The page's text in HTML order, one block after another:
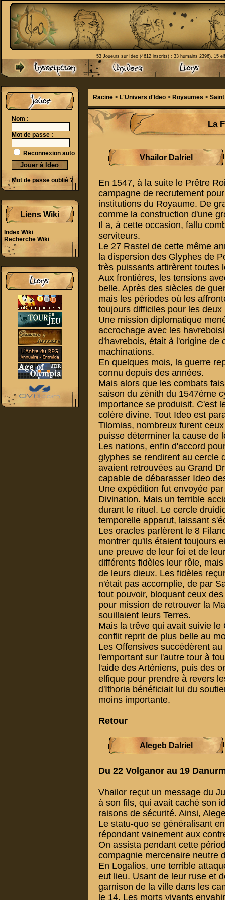
53 Joueurs sur Ideo (4612 inscrits) : 33 humains 2396), 15
Nom :
Mot de passe :
Reconnexion auto
Mot de passe oublié ?
Liens Wiki
Index Wiki
Recherche Wiki
Racine> L'Univers d'Ideo> Royaumes >
La
Vhailor Dalriel
En 1547, à la suite le Prêtre
campagne de recrutement
institutions du Royaume. De
comme la construction d'une
Il a, à cette occasion, fallu
serviteurs.
Le 27 Rastel de cette même
la dispersion des Glyphes de
très puissants attirèrent toutes
Aux frontières, les tensions
belle. Après des siècles de
mais les périodes où les
toujours difficiles pour les deux
Une mission diplomatique
accrochage avec les
d'havrebois, était à l'origine de
machinations.
En quelques mois, la guerre
connu depuis des années.
Mais alors que les combats
saison du zénith du 1547ème
importance se produisit. C'est
colère divine. Tout Ideo est
Tilomias, nombreux furent
puisse déterminer la cause de
Les nations, enfin d'accord
glyphes se rendirent au cercle
avaient retrouvées au Grand
capable de débarasser Ideo
Une expédition fut envoyée
Divination. Mais un terrible
durant le rituel. Le cercle
temporelle apparut, laissant
Les oracles parlèrent le 8
montrer qu'ils étaient toujours
une preuve de leur foi et de
différents fidèles leur rôle,
de leurs dieux. Les fidèles
n'était pas accomplie, de par
tout pouvoir, bloquant ceux
pour mission de retrouver la
souillaient leurs Terres.
Mais la trêve qui avait suivie
conflit reprit de plus belle au
Les Offensives succédèrent
l'emportant sur l'autre tour à
l'aide des Arténiens, puis des
elfique pour prendre à revers
d'Ithoria bénéficiait lui du
moins importante.
Retour
Alegeb Dalriel
Du 22 Volganor au 19
Vhailor reçut un message du
à son fils, qui avait caché son
raisons de sécurité. Ainsi,
Le statu-quo se généralisant
répondant vainement aux
On assista pendant cette
compagnie mercenaire neutre
En Logalios, une terrible
eut lieu. Usant de leur ruse et
garnison de la ville dans les
le 14. Les morts vivants